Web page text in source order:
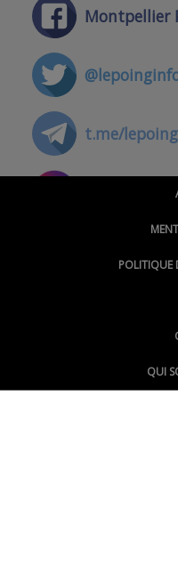
Montpellier
t.me/lepoing
POLITIQUE
QUI